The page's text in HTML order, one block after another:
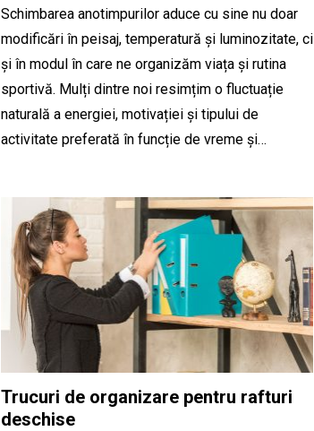
Schimbarea anotimpurilor aduce cu sine nu doar
modificări în peisaj, temperatură și luminozitate, ci
și în modul în care ne organizăm viața și rutina
sportivă. Mulți dintre noi resimțim o fluctuație
naturală a energiei, motivației și tipului de
activitate preferată în funcție de vreme și…
Trucuri de organizare pentru rafturi
deschise